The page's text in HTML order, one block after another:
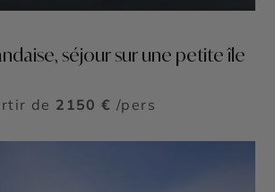
séjour sur une petite île
de 2150 € /pers